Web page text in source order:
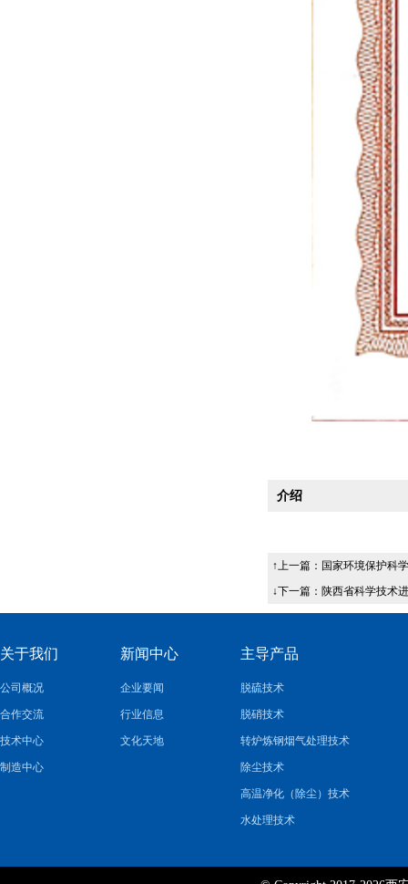
介绍
↑上一篇： 国家环境保护科
↓下一篇： 陕西省科学技术
关于我们
公司概况
合作交流
技术中心
制造中心
新闻中心
企业要闻
行业信息
文化天地
主导产品
脱硫技术
脱硝技术
转炉炼钢烟气处理技术
除尘技术
高温净化（除尘）技术
水处理技术